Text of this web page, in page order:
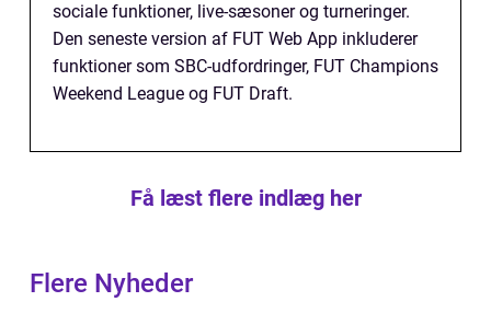
sociale funktioner, live-sæsoner og turneringer.
Den seneste version af FUT Web App inkluderer
funktioner som SBC-udfordringer, FUT Champions
Weekend League og FUT Draft.
Få læst flere indlæg her
Flere Nyheder